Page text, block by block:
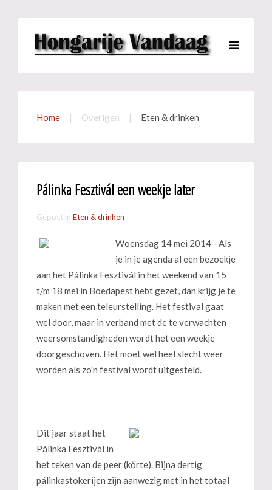
Home Overigen Eten & drinken
Pálinka Fesztivál een weekje later
Gepost in Eten & drinken
Woensdag 14 mei 2014 - Als
je in je agenda al een bezoekje
aan het Pálinka Fesztivál in het weekend van 15
t/m 18 mei in Boedapest hebt gezet, dan krijg je te
maken met een teleurstelling. Het festival gaat
wel door, maar in verband met de te verwachten
weersomstandigheden wordt het een weekje
doorgeschoven. Het moet wel heel slecht weer
worden als zo'n festival wordt uitgesteld.
Dit jaar staat het
Pálinka Fesztivál in
het teken van de peer (körte). Bijna dertig
pálinkastokerijen zijn aanwezig met in het totaal